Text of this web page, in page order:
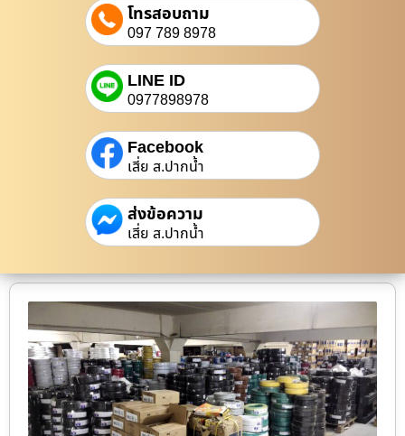
โทรสอบถาม
097 789 8978
LINE ID
0977898978
Facebook
เสี่ย ส.ปากน้ำ
ส่งข้อความ
เสี่ย ส.ปากน้ำ